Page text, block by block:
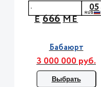
Е666МЕ
05
Бабаюрт
3 000 000 руб.
Выбрать